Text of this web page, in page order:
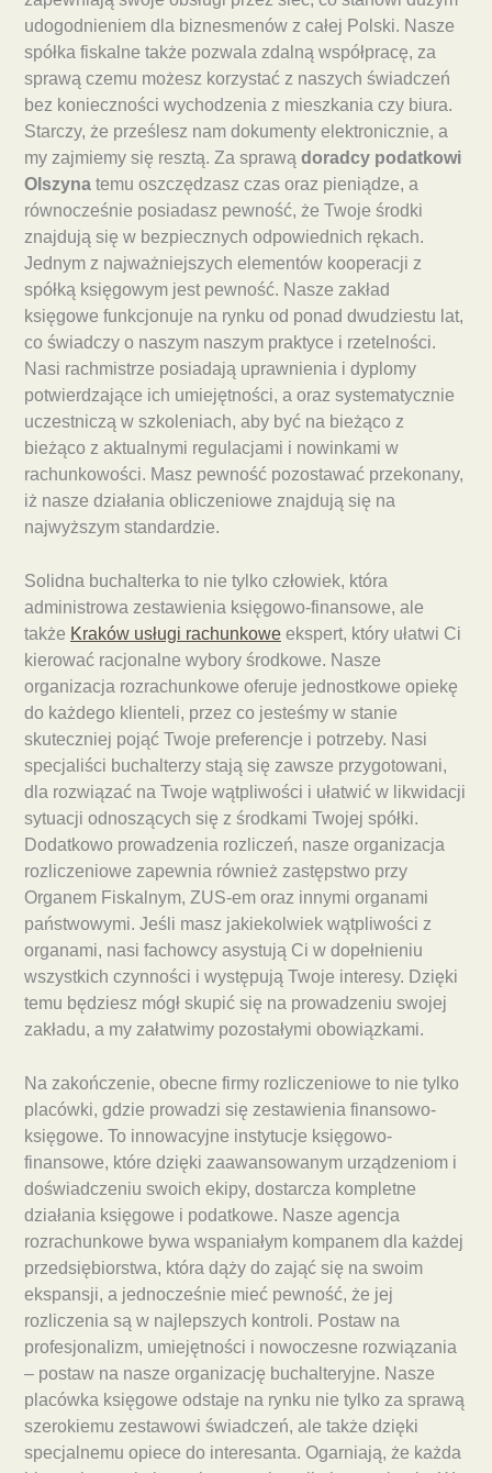
udogodnieniem dla biznesmenów z całej Polski. Nasze
spółka fiskalne także pozwala zdalną współpracę, za
sprawą czemu możesz korzystać z naszych świadczeń
bez konieczności wychodzenia z mieszkania czy biura.
Starczy, że prześlesz nam dokumenty elektronicznie, a
my zajmiemy się resztą. Za sprawą doradcy podatkowi
Olszyna temu oszczędzasz czas oraz pieniądze, a
równocześnie posiadasz pewność, że Twoje środki
znajdują się w bezpiecznych odpowiednich rękach.
Jednym z najważniejszych elementów kooperacji z
spółką księgowym jest pewność. Nasze zakład
księgowe funkcjonuje na rynku od ponad dwudziestu lat,
co świadczy o naszym naszym praktyce i rzetelności.
Nasi rachmistrze posiadają uprawnienia i dyplomy
potwierdzające ich umiejętności, a oraz systematycznie
uczestniczą w szkoleniach, aby być na bieżąco z
bieżąco z aktualnymi regulacjami i nowinkami w
rachunkowości. Masz pewność pozostawać przekonany,
iż nasze działania obliczeniowe znajdują się na
najwyższym standardzie.
Solidna buchalterka to nie tylko człowiek, która
administrowa zestawienia księgowo-finansowe, ale
także Kraków usługi rachunkowe ekspert, który ułatwi Ci
kierować racjonalne wybory środkowe. Nasze
organizacja rozrachunkowe oferuje jednostkowe opiekę
do każdego klienteli, przez co jesteśmy w stanie
skuteczniej pojąć Twoje preferencje i potrzeby. Nasi
specjaliści buchalterzy stają się zawsze przygotowani,
dla rozwiązać na Twoje wątpliwości i ułatwić w likwidacji
sytuacji odnoszących się z środkami Twojej spółki.
Dodatkowo prowadzenia rozliczeń, nasze organizacja
rozliczeniowe zapewnia również zastępstwo przy
Organem Fiskalnym, ZUS-em oraz innymi organami
państwowymi. Jeśli masz jakiekolwiek wątpliwości z
organami, nasi fachowcy asystują Ci w dopełnieniu
wszystkich czynności i występują Twoje interesy. Dzięki
temu będziesz mógł skupić się na prowadzeniu swojej
zakładu, a my załatwimy pozostałymi obowiązkami.
Na zakończenie, obecne firmy rozliczeniowe to nie tylko
placówki, gdzie prowadzi się zestawienia finansowo-
księgowe. To innowacyjne instytucje księgowo-
finansowe, które dzięki zaawansowanym urządzeniom i
doświadczeniu swoich ekipy, dostarcza kompletne
działania księgowe i podatkowe. Nasze agencja
rozrachunkowe bywa wspaniałym kompanem dla każdej
przedsiębiorstwa, która dąży do zająć się na swoim
ekspansji, a jednocześnie mieć pewność, że jej
rozliczenia są w najlepszych kontroli. Postaw na
profesjonalizm, umiejętności i nowoczesne rozwiązania
– postaw na nasze organizację buchalteryjne. Nasze
placówka księgowe odstaje na rynku nie tylko za sprawą
szerokiemu zestawowi świadczeń, ale także dzięki
specjalnemu opiece do interesanta. Ogarniają, że każda